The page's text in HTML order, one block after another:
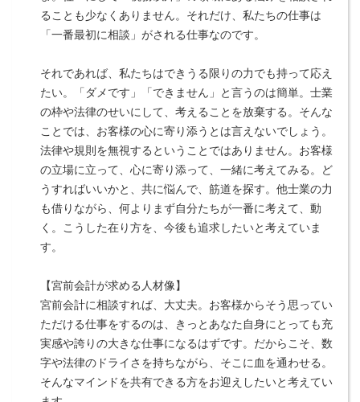
ることも少なくありません。それだけ、私たちの仕事は
「一番最初に相談」がされる仕事なのです。
それであれば、私たちはできうる限りの力でも持って応え
たい。「ダメです」「できません」と言うのは簡単。士業
の枠や法律のせいにして、考えることを放棄する。そんな
ことでは、お客様の心に寄り添うとは言えないでしょう。
法律や規則を無視するということではありません。お客様
の立場に立って、心に寄り添って、一緒に考えてみる。ど
うすればいいかと、共に悩んで、筋道を探す。他士業の力
も借りながら、何よりまず自分たちが一番に考えて、動
く。こうした在り方を、今後も追求したいと考えていま
す。
【宮前会計が求める人材像】
宮前会計に相談すれば、大丈夫。お客様からそう思ってい
ただける仕事をするのは、きっとあなた自身にとっても充
実感や誇りの大きな仕事になるはずです。だからこそ、数
字や法律のドライさを持ちながら、そこに血を通わせる。
そんなマインドを共有できる方をお迎えしたいと考えてい